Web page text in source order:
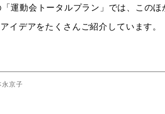
運動会トータルプラン」では、この
イデアをたくさんご紹介しています
京子